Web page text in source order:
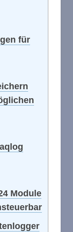
für
Module